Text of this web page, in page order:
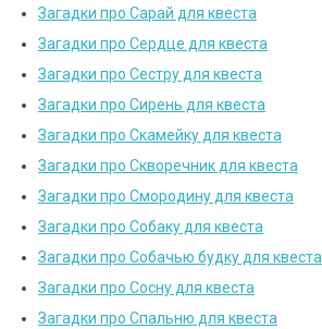
Загадки про Сарай для квеста
Загадки про Сердце для квеста
Загадки про Сестру для квеста
Загадки про Сирень для квеста
Загадки про Скамейку для квеста
Загадки про Скворечник для квеста
Загадки про Смородину для квеста
Загадки про Собаку для квеста
Загадки про Собачью будку для квеста
Загадки про Сосну для квеста
Загадки про Спальню для квеста